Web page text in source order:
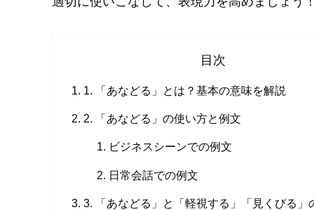
目次
1. 「あなどる」とは？基本の意味を解説
2. 「あなどる」の使い方と例文
ビジネスシーンでの例文
日常会話での例文
3. 「あなどる」と「軽視する」「見くびる」